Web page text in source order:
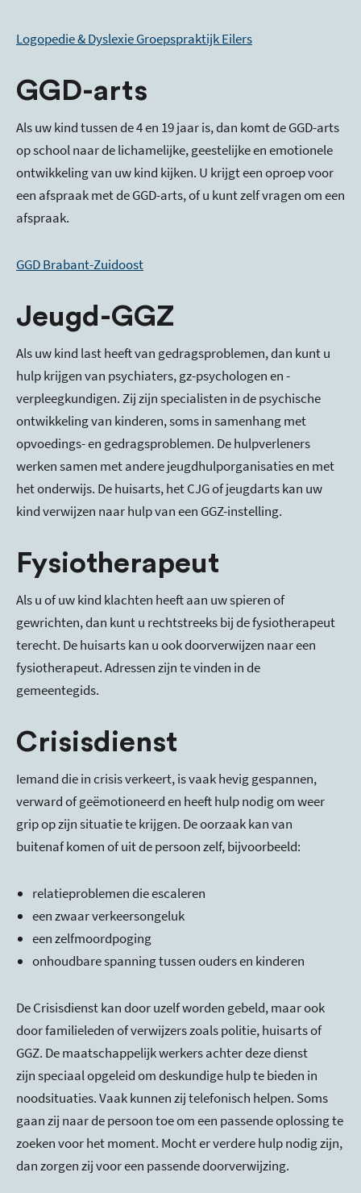
Logopedie & Dyslexie Groepspraktijk Eilers
GGD-arts
Als uw kind tussen de 4 en 19 jaar is, dan komt de GGD-arts
op school naar de lichamelijke, geestelijke en emotionele
ontwikkeling van uw kind kijken. U krijgt een oproep voor
een afspraak met de GGD-arts, of u kunt zelf vragen om een
afspraak.
GGD Brabant-Zuidoost
Jeugd-GGZ
Als uw kind last heeft van gedragsproblemen, dan kunt u
hulp krijgen van psychiaters, gz-psychologen en -
verpleegkundigen. Zij zijn specialisten in de psychische
ontwikkeling van kinderen, soms in samenhang met
opvoedings- en gedragsproblemen. De hulpverleners
werken samen met andere jeugdhulporganisaties en met
het onderwijs. De huisarts, het CJG of jeugdarts kan uw
kind verwijzen naar hulp van een GGZ-instelling.
Fysiotherapeut
Als u of uw kind klachten heeft aan uw spieren of
gewrichten, dan kunt u rechtstreeks bij de fysiotherapeut
terecht. De huisarts kan u ook doorverwijzen naar een
fysiotherapeut. Adressen zijn te vinden in de
gemeentegids.
Crisisdienst
Iemand die in crisis verkeert, is vaak hevig gespannen,
verward of geëmotioneerd en heeft hulp nodig om weer
grip op zijn situatie te krijgen. De oorzaak kan van
buitenaf komen of uit de persoon zelf, bijvoorbeeld:
relatieproblemen die escaleren
een zwaar verkeersongeluk
een zelfmoordpoging
onhoudbare spanning tussen ouders en kinderen
De Crisisdienst kan door uzelf worden gebeld, maar ook
door familieleden of verwijzers zoals politie, huisarts of
GGZ. De maatschappelijk werkers achter deze dienst
zijn speciaal opgeleid om deskundige hulp te bieden in
noodsituaties. Vaak kunnen zij telefonisch helpen. Soms
gaan zij naar de persoon toe om een passende oplossing te
zoeken voor het moment. Mocht er verdere hulp nodig zijn,
dan zorgen zij voor een passende doorverwijzing.